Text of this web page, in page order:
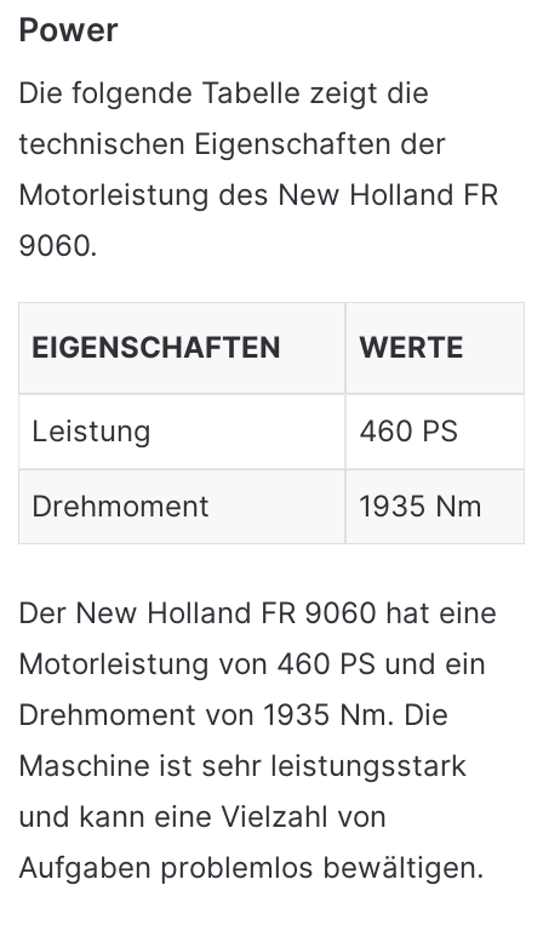
Power
Die folgende Tabelle zeigt die
technischen Eigenschaften der
Motorleistung des New Holland FR
9060.
EIGENSCHAFTEN WERTE
Leistung 460 PS
Drehmoment 1935 Nm
Der New Holland FR 9060 hat eine
Motorleistung von 460 PS und ein
Drehmoment von 1935 Nm. Die
Maschine ist sehr leistungsstark
und kann eine Vielzahl von
Aufgaben problemlos bewältigen.